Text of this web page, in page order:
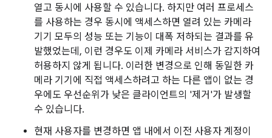
열고 동시에 사용할 수 있습니다. 하지만 여러 프로세스
를 사용하는 경우 동시에 액세스하면 열려 있는 카메라
기기 모두의 성능 또는 기능이 대폭 저하되는 결과를 유
발했었는데, 이런 경우도 이제 카메라 서비스가 감지하여
허용하지 않게 됩니다. 이러한 변경으로 인해 동일한 카
메라 기기에 직접 액세스하려고 하는 다른 앱이 없는 경
우에도 우선순위가 낮은 클라이언트의 '제거'가 발생할
수 있습니다.
현재 사용자를 변경하면 앱 내에서 이전 사용자 계정이